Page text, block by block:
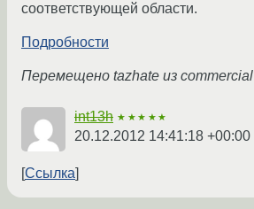
соответствующей области.
Подробности
Перемещено tazhate из commercial
int13h ★★★★★
20.12.2012 14:41:18 +00:00
Ссылка